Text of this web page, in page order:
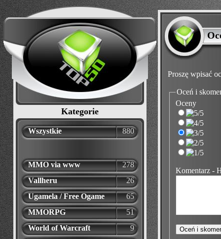
Kategorie
Wszystkie 880
MMO via www
278
Vallheru
26
Ugamela / Free Ogame
65
MMORPG
51
World of Warcraft
9
Proszę wpisać
Oceń i
Oceny
Komentarz -